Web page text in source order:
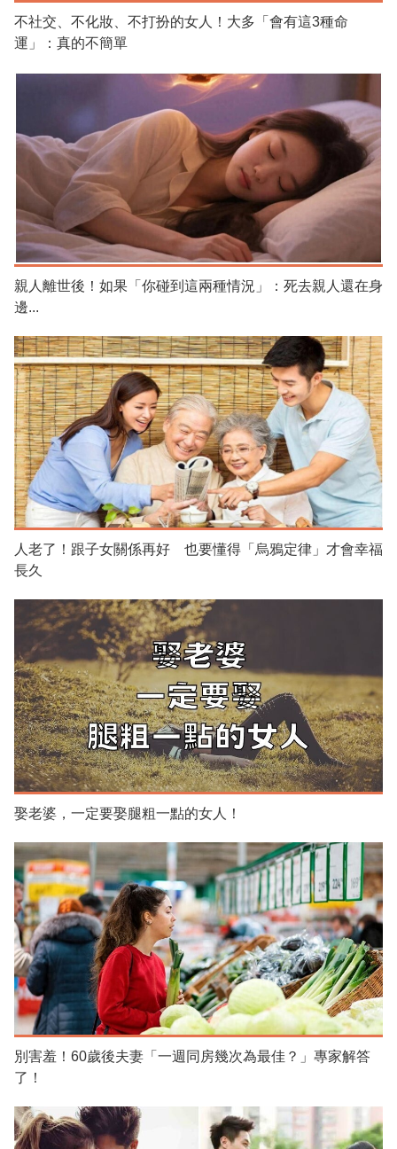
不社交、不化妝、不打扮的女人！大多「會有這3種命
運」：真的不簡單
親人離世後！如果「你碰到這兩種情況」：死去親人還在身
邊...
人老了！跟子女關係再好 也要懂得「烏鴉定律」才會幸福
長久
娶老婆，一定要娶腿粗一點的女人！
別害羞！60歲後夫妻「一週同房幾次為最佳？」專家解答
了！